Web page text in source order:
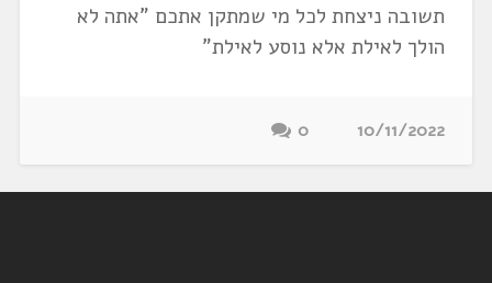
תשובה ניצחת לכל מי שמתקן אתכם "אתה לא
הולך לאילת אלא נוסע לאילת"
10/11/2022
0